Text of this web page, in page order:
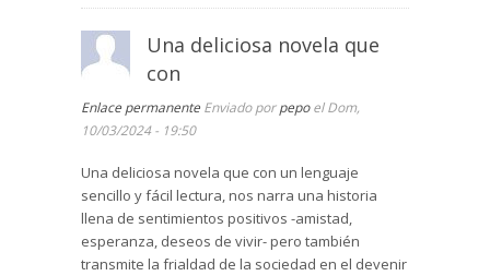
Una deliciosa novela que
con
Enlace permanente Enviado porpepoel Dom,
10/03/2024 - 19:50
Una deliciosa novela que con un lenguaje
sencillo y fácil lectura, nos narra una historia
llena de sentimientos positivos -amistad,
esperanza, deseos de vivir- pero también
transmite la frialdad de la sociedad en el devenir